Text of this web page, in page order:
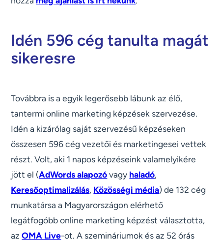
Idén 596 cég tanulta magát
sikeresre
Továbbra is a egyik legerősebb lábunk az élő,
tantermi online marketing képzések szervezése.
Idén a kizárólag saját szervezésű képzéseken
összesen 596 cég vezetői és marketingesei vettek
részt. Volt, aki 1 napos képzéseink valamelyikére
jött el (AdWords alapozóvagy haladó,
Keresőoptimalizálás, Közösségi média) de 132 cég
munkatársa a Magyarországon elérhető
legátfogóbb online marketing képzést választotta,
azOMA Live-ot. A szemináriumok és az 52 órás